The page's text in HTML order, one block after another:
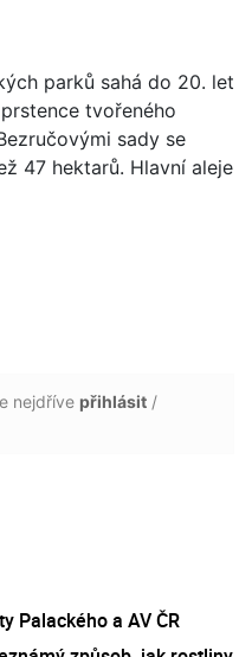
parků sahá do 20. let
tvořeného
sady se
47 hektarů. Hlavní aleje
nejdříve přihlásit /
Palackého a AV ČR